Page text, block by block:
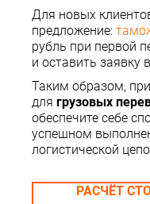
Для новых
предложение:
рубль при первой
и оставить
Таким образом,
для грузовых
обеспечите себе
успешном
логистической
РАСЧЁТ